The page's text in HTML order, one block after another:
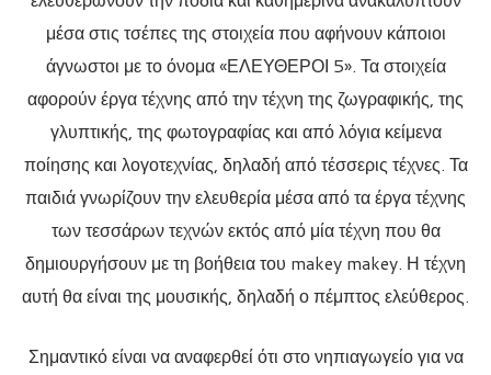
μέσα στις τσέπες της στοιχεία που αφήνουν κάποιοι
άγνωστοι με το όνομα «ΕΛΕΥΘΕΡΟΙ 5». Τα στοιχεία
αφορούν έργα τέχνης από την τέχνη της ζωγραφικής, της
γλυπτικής, της φωτογραφίας και από λόγια κείμενα
ποίησης και λογοτεχνίας, δηλαδή από τέσσερις τέχνες. Τα
παιδιά γνωρίζουν την ελευθερία μέσα από τα έργα τέχνης
των τεσσάρων τεχνών εκτός από μία τέχνη που θα
δημιουργήσουν με τη βοήθεια του makey makey. Η τέχνη
αυτή θα είναι της μουσικής, δηλαδή ο πέμπτος ελεύθερος.
Σημαντικό είναι να αναφερθεί ότι στο νηπιαγωγείο για να